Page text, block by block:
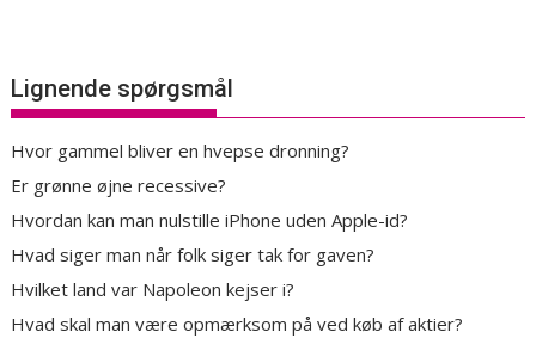
Lignende spørgsmål
Hvor gammel bliver en hvepse dronning?
Er grønne øjne recessive?
Hvordan kan man nulstille iPhone uden Apple-id?
Hvad siger man når folk siger tak for gaven?
Hvilket land var Napoleon kejser i?
Hvad skal man være opmærksom på ved køb af aktier?